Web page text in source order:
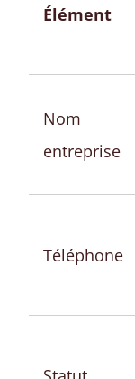
Élément
Nom
entreprise
Téléphone